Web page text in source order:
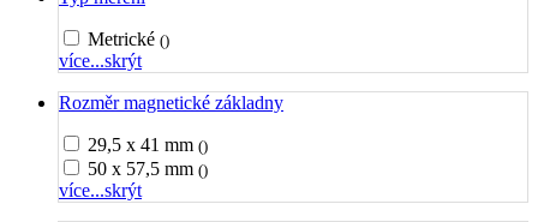
Metrické ()
více...skrýt
Rozměr magnetické základny
29,5 x 41 mm ()
50 x 57,5 mm ()
více...skrýt